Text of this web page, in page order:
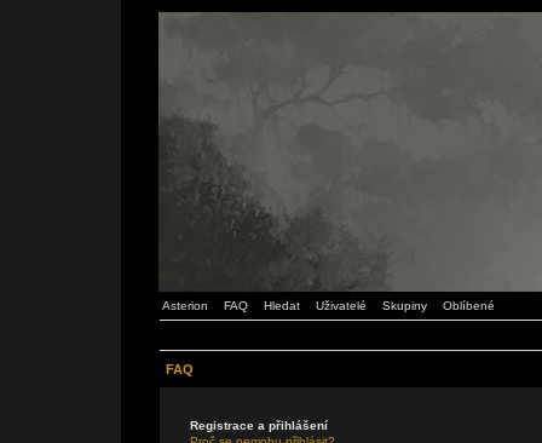
Asterion FAQ Hledat Uživatelé Skupiny Oblíbené
FAQ
Registrace a přihlášení